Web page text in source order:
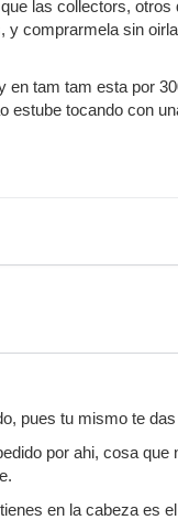
las collectors, otros
y comprarmela sin
en tam tam esta por
estube tocando con
pues tu mismo te
por ahi, cosa que
en la cabeza es